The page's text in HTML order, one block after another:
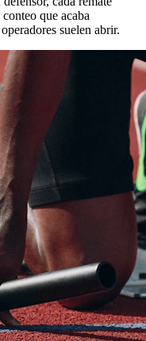
que acaba
suelen abrir.